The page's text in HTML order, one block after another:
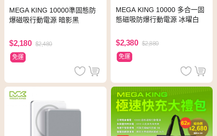
MEGA KING 10000準固態防
爆磁吸行動電源 暗影黑
$2,180 $2,480
免運
MEGA KING 10000 多合一固
態磁吸防爆行動電源 冰曜白
$2,380 $2,880
免運